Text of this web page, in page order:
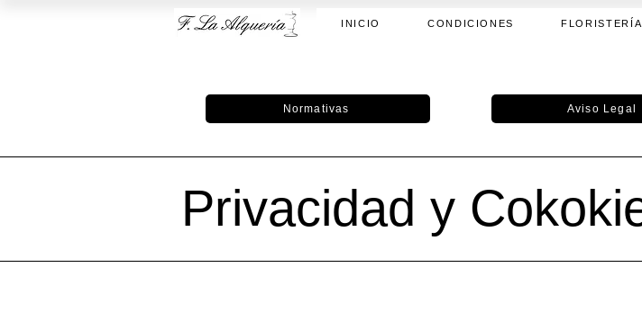
INICIO CONDICIONES FLORISTERÍA
Normativas Aviso Legal
Privacidad y